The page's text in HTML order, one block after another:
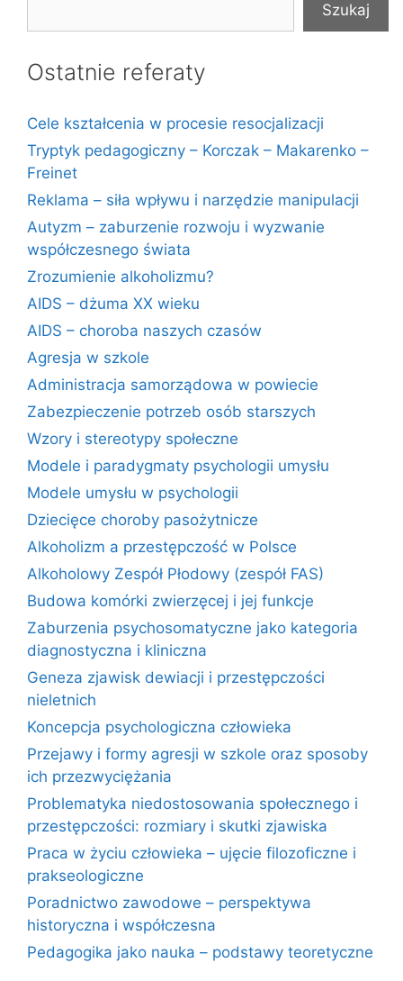
Szukaj
Ostatnie referaty
Cele kształcenia w procesie resocjalizacji
Tryptyk pedagogiczny – Korczak – Makarenko –
Freinet
Reklama – siła wpływu i narzędzie manipulacji
Autyzm – zaburzenie rozwoju i wyzwanie
współczesnego świata
Zrozumienie alkoholizmu?
AIDS – dżuma XX wieku
AIDS – choroba naszych czasów
Agresja w szkole
Administracja samorządowa w powiecie
Zabezpieczenie potrzeb osób starszych
Wzory i stereotypy społeczne
Modele i paradygmaty psychologii umysłu
Modele umysłu w psychologii
Dziecięce choroby pasożytnicze
Alkoholizm a przestępczość w Polsce
Alkoholowy Zespół Płodowy (zespół FAS)
Budowa komórki zwierzęcej i jej funkcje
Zaburzenia psychosomatyczne jako kategoria
diagnostyczna i kliniczna
Geneza zjawisk dewiacji i przestępczości
nieletnich
Koncepcja psychologiczna człowieka
Przejawy i formy agresji w szkole oraz sposoby
ich przezwyciężania
Problematyka niedostosowania społecznego i
przestępczości: rozmiary i skutki zjawiska
Praca w życiu człowieka – ujęcie filozoficzne i
prakseologiczne
Poradnictwo zawodowe – perspektywa
historyczna i współczesna
Pedagogika jako nauka – podstawy teoretyczne